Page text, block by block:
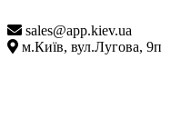
sales@app.kiev.ua
м.Київ, вул.Лугова, 9п